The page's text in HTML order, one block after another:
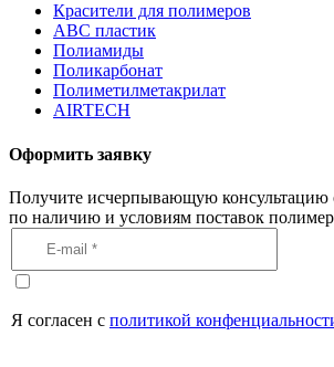
Красители для полимеров
АВС пластик
Полиамиды
Поликарбонат
Полиметилметакрилат
AIRTECH
Оформить заявку
Получите исчерпывающую консультацию
по наличию и условиям поставок
Я согласен с политикой